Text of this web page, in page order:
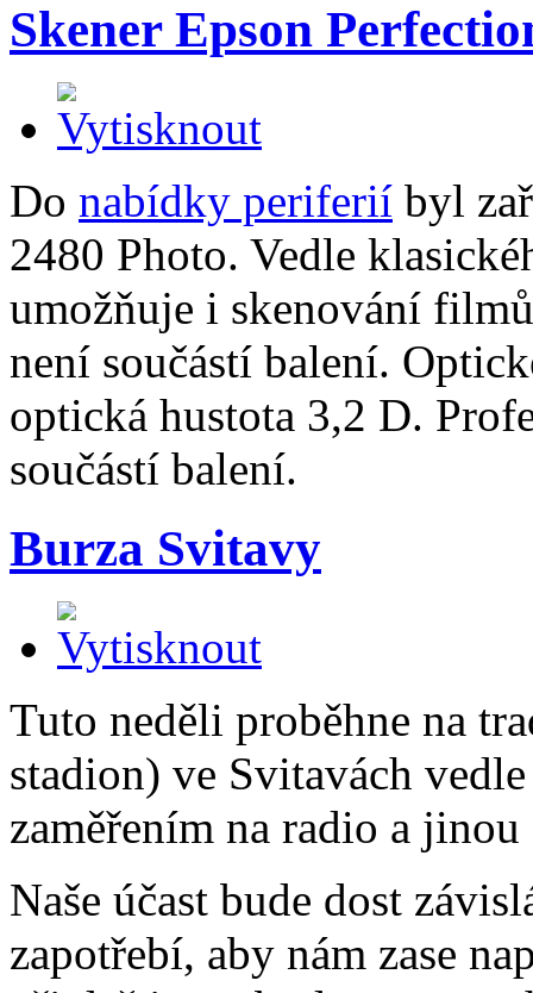
Skener Epson
Do nabídky periferií byl
2480 Photo. Vedle
umožňuje i skenování
není součástí balení.
optická hustota 3,2 D.
součástí balení.
Burza Svitavy
Tuto neděli proběhne na
stadion) ve Svitavách
zaměřením na radio a
Naše účast bude dost
zapotřebí, aby nám zase